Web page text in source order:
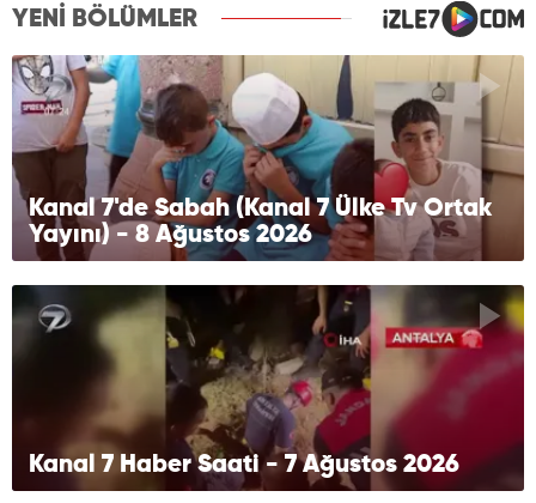
YENİ BÖLÜMLER
Kanal 7'de Sabah (Kanal 7 Ülke Tv Ortak
Yayını) - 8 Ağustos 2026
Kanal 7 Haber Saati - 7 Ağustos 2026